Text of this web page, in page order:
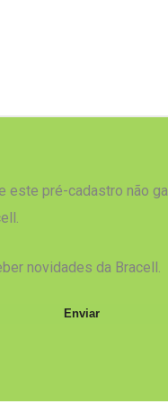
este pré-cadastro não
novidades da Bracell.